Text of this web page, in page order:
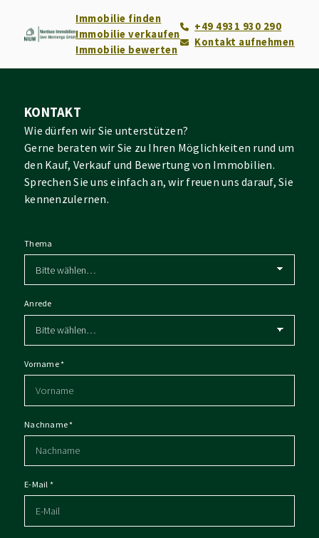
Immobilie finden
Immobilie verkaufen
Immobilie bewerten
+49 4931 930 290
Kontakt aufnehmen
KONTAKT
Wie dürfen wir Sie unterstützen?
Gerne beraten wir Sie zu Ihren Möglichkeiten rund um
den Kauf, Verkauf und Bewertung von Immobilien.
Sprechen Sie uns einfach an, wir freuen uns darauf, Sie
kennenzulernen.
Thema
Anrede
Vorname*
Nachname*
E-Mail *